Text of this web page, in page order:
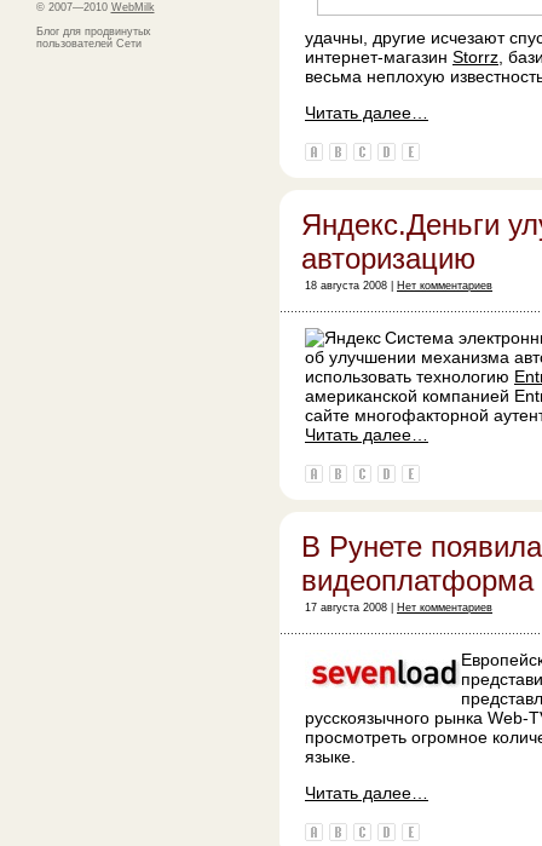
© 2007—2010 WebMilk
Блог для продвинутых
пользователей Сети
удачны, другие исчезают
интернет-магазин Storrz ,
весьма неплохую
Читать далее…
Яндекс.Деньги
авторизацию
18 августа 2008 | Нет комментариев
Система
об улучшении механизма
использовать технологию
американской компанией
сайте многофакторной
Читать далее…
В Рунете
видеоплатформа
17 августа 2008 | Нет комментариев
русскоязычного рынка
просмотреть огромное
языке.
Читать далее…